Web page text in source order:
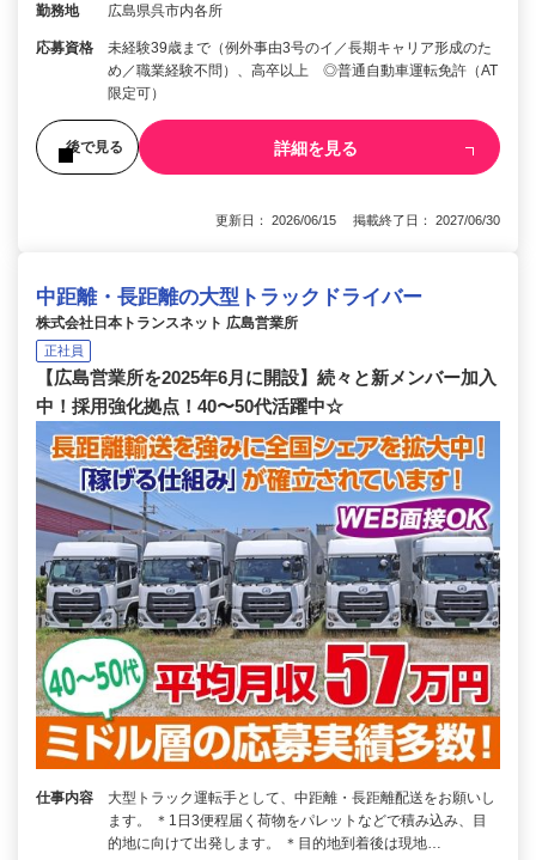
勤務地 広島県呉市内各所
応募資格
未経験39歳まで（例外事由3号のイ／長期キャリア形成のた
め／職業経験不問）、高卒以上 ◎普通自動車運転免許（AT
限定可）
後で見る 詳細を見る
更新日： 2026/06/15 掲載終了日： 2027/06/30
中距離・長距離の大型トラックドライバー
株式会社日本トランスネット 広島営業所
正社員
【広島営業所を2025年6月に開設】続々と新メンバー加入
中！採用強化拠点！40〜50代活躍中☆
仕事内容
大型トラック運転手として、中距離・長距離配送をお願いし
ます。 ＊1日3便程届く荷物をパレットなどで積み込み、目
的地に向けて出発します。 ＊目的地到着後は現地…